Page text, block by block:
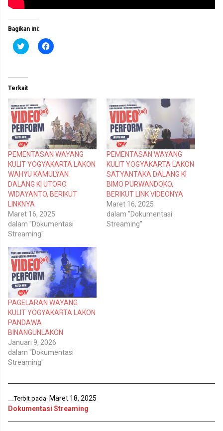
Bagikan ini:
K
l
n
t
u
k
b
e
r
b
a
g
i
p
a
d
T
w
i
t
t
e
r
(
M
e
m
b
u
k
a
d
i
j
e
n
d
e
a
y
a
n
g
b
a
)
K
l
m
b
a
g
i
k
a
n
d
i
F
a
c
o
o
k
e
m
b
u
k
a
d
i
j
e
n
d
l
a
y
a
n
r
)
Terkait
PEMENTASAN WAYANG
KULIT YOGYAKARTA LAKON
WAHYU KAMULYAN
DALANG KI UTORO
WIDAYANTO, BERIKUT
LINKNYA
Maret 16, 2025
dalam "Dokumentasi
Streaming"
PEMENTASAN WAYANG
KULIT YOGYAKARTA LAKON
SATYANTAKA DALANG KI
BIMO PURWANDOKO,
BERIKUT LINK VIDEONYA
Maret 16, 2025
dalam "Dokumentasi
Streaming"
PAGELARAN WAYANG
KULIT YOGYAKARTA LAKON
PANDAWA
BINANGUNLAKON
Januari 9, 2026
dalam "Dokumentasi
Streaming"
__Terbit pada Maret 18, 2025
Dokumentasi Streaming